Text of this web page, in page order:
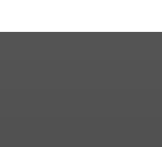
сотрудников